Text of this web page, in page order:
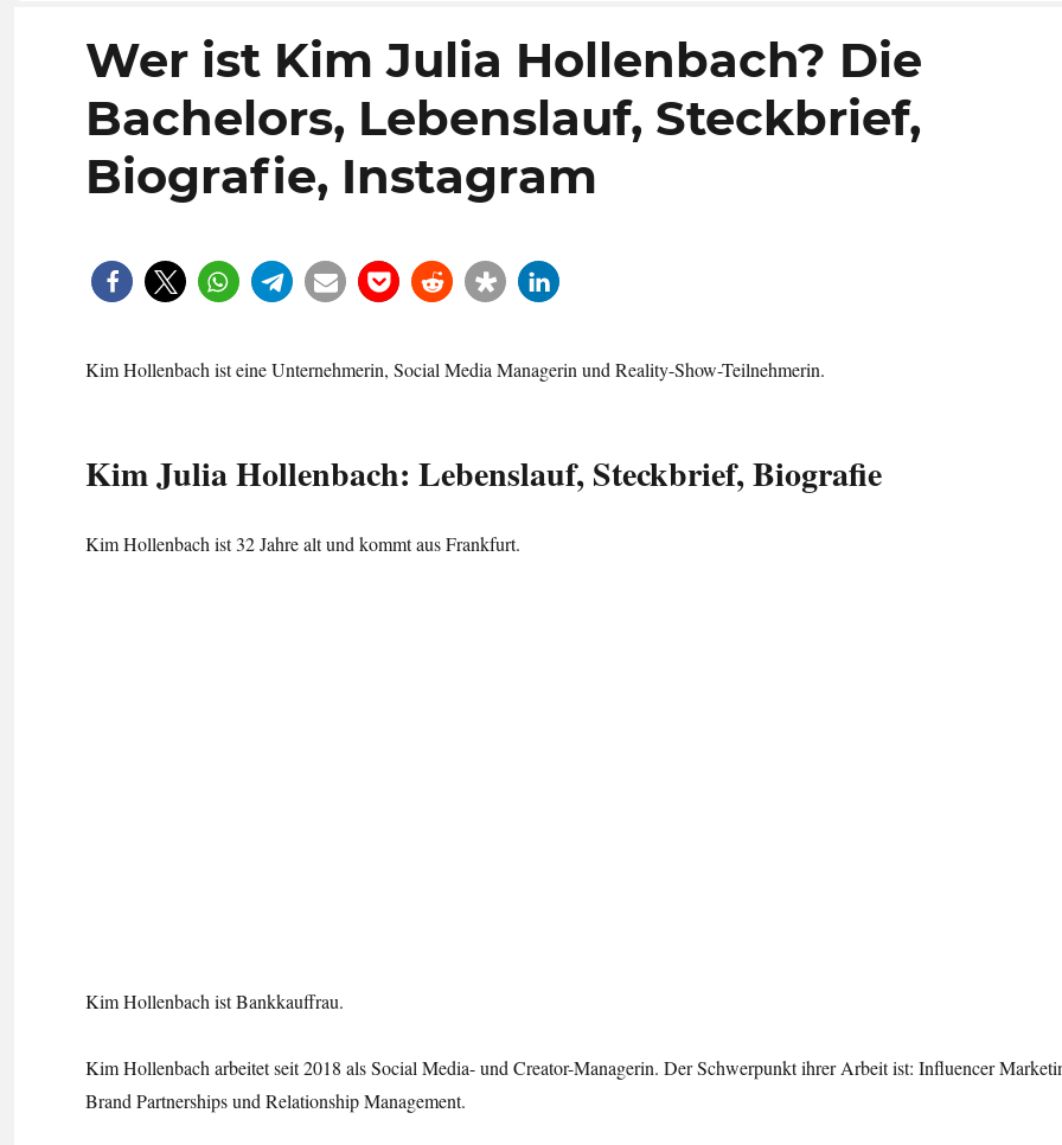
Wer ist Kim Julia Hollenbach? Die
Bachelors, Lebenslauf, Steckbrief,
Biografie, Instagram
Kim Hollenbach ist eine Unternehmerin, Social Media Managerin und Reality-Show-Teilnehmerin.
Kim Julia Hollenbach: Lebenslauf, Steckbrief, Biografie
Kim Hollenbach ist 32 Jahre alt und kommt aus Frankfurt.
Kim Hollenbach ist Bankkauffrau.
Kim Hollenbach arbeitet seit 2018 als Social Media- und Creator-Managerin. Der Schwerpunkt ihrer Arbeit ist: Influencer
Brand Partnerships und Relationship Management.